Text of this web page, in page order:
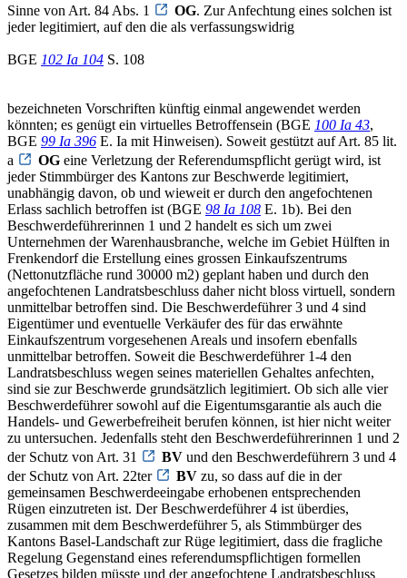
Sinne von Art. 84 Abs. 1
OG. Zur Anfechtung eines solchen ist
jeder legitimiert, auf den die als verfassungswidrig
BGE 102 Ia 104 S. 108
bezeichneten Vorschriften künftig einmal angewendet werden
könnten; es genügt ein virtuelles Betroffensein (BGE 100 Ia 43,
BGE 99 Ia 396 E. Ia mit Hinweisen). Soweit gestützt auf Art. 85 lit.
a
OG eine Verletzung der Referendumspflicht gerügt wird, ist
jeder Stimmbürger des Kantons zur Beschwerde legitimiert,
unabhängig davon, ob und wieweit er durch den angefochtenen
Erlass sachlich betroffen ist (BGE 98 Ia 108 E. 1b). Bei den
Beschwerdeführerinnen 1 und 2 handelt es sich um zwei
Unternehmen der Warenhausbranche, welche im Gebiet Hülften in
Frenkendorf die Erstellung eines grossen Einkaufszentrums
(Nettonutzfläche rund 30000 m2) geplant haben und durch den
angefochtenen Landratsbeschluss daher nicht bloss virtuell, sondern
unmittelbar betroffen sind. Die Beschwerdeführer 3 und 4 sind
Eigentümer und eventuelle Verkäufer des für das erwähnte
Einkaufszentrum vorgesehenen Areals und insofern ebenfalls
unmittelbar betroffen. Soweit die Beschwerdeführer 1-4 den
Landratsbeschluss wegen seines materiellen Gehaltes anfechten,
sind sie zur Beschwerde grundsätzlich legitimiert. Ob sich alle vier
Beschwerdeführer sowohl auf die Eigentumsgarantie als auch die
Handels- und Gewerbefreiheit berufen können, ist hier nicht weiter
zu untersuchen. Jedenfalls steht den Beschwerdeführerinnen 1 und 2
der Schutz von Art. 31
BV und den Beschwerdeführern 3 und 4
der Schutz von Art. 22ter
BV zu, so dass auf die in der
gemeinsamen Beschwerdeeingabe erhobenen entsprechenden
Rügen einzutreten ist. Der Beschwerdeführer 4 ist überdies,
zusammen mit dem Beschwerdeführer 5, als Stimmbürger des
Kantons Basel-Landschaft zur Rüge legitimiert, dass die fragliche
Regelung Gegenstand eines referendumspflichtigen formellen
Gesetzes bilden müsste und der angefochtene Landratsbeschluss